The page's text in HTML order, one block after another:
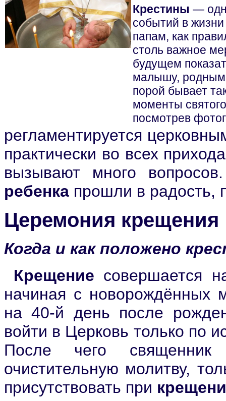
Крестины —
событий в
папам, как
столь важное
будущем
малышу,
порой бывает
моменты
посмотрев
регламентируется
практически во всех
вызывают много
ребенка прошли в радость,
Церемония крещения
Когда и как положено
Крещение совершается
начиная с новорождённых
на 40-й день после
войти в Церковь только по
После чего
очистительную молитву,
присутствовать при